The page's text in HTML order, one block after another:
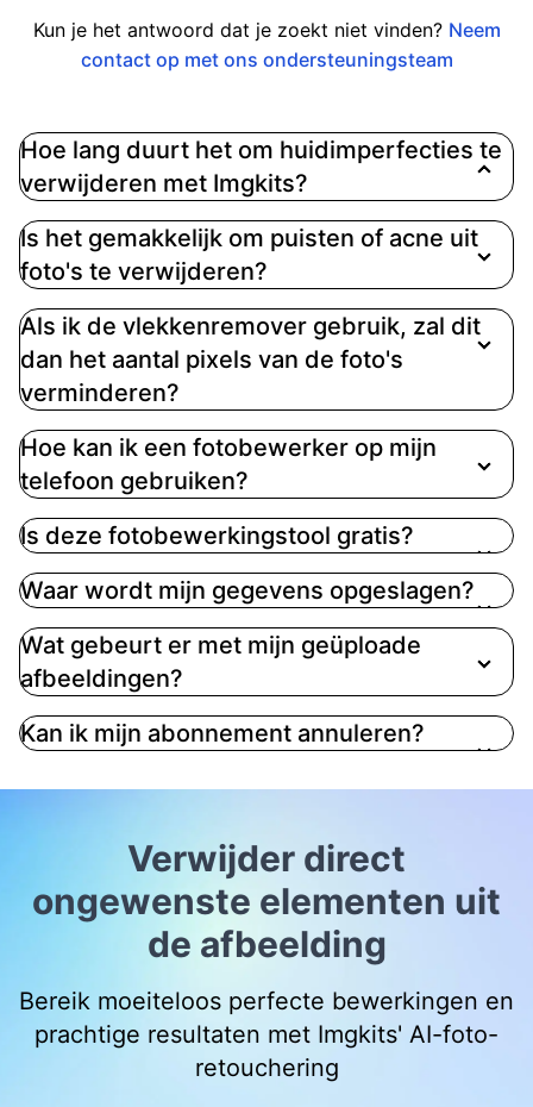
Kun je het antwoord dat je zoekt niet vinden? Neem
contact op met ons ondersteuningsteam
Hoe lang duurt het om huidimperfecties te
verwijderen met Imgkits?
Met de one-click gezichtherstel functie van
Imgkits kunt u resultaten verwachten in ongeveer
5 seconden. Voor handmatig beeldherstel varieert
objecten, typisch binnen 5 minuten
Is het gemakkelijk om puisten of acne uit
foto's te verwijderen?
Als ik de vlekkenremover gebruik, zal dit
dan het aantal pixels van de foto's
verminderen?
Hoe kan ik een fotobewerker op mijn
telefoon gebruiken?
Is deze fotobewerkingstool gratis?
Waar wordt mijn gegevens opgeslagen?
Wat gebeurt er met mijn geüploade
afbeeldingen?
Kan ik mijn abonnement annuleren?
Verwijder direct
ongewenste elementen uit
de afbeelding
Bereik moeiteloos perfecte bewerkingen en
prachtige resultaten met Imgkits' AI-foto-
retouchering